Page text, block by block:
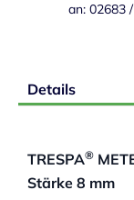
an: 02683
Details
TRESPA®
Stärke 8 mm